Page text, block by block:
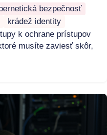
bezpečnosť
krádež identity
k ochrane prístupov
musíte zaviesť skôr,